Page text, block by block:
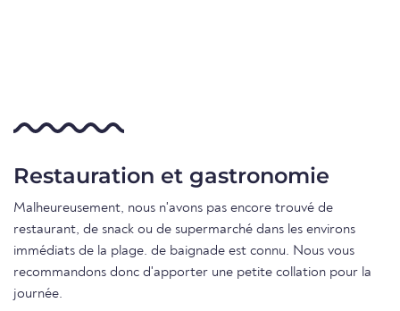
Restauration et gastronomie
Malheureusement, nous n'avons pas encore trouvé de
restaurant, de snack ou de supermarché dans les environs
immédiats de la plage. de baignade est connu. Nous vous
recommandons donc d'apporter une petite collation pour la
journée.